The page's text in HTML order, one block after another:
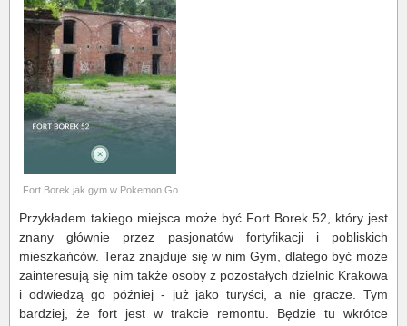
Fort Borek jak gym w Pokemon Go
Przykładem takiego miejsca może być Fort Borek 52, który jest
znany głównie przez pasjonatów fortyfikacji i pobliskich
mieszkańców. Teraz znajduje się w nim Gym, dlatego być może
zainteresują się nim także osoby z pozostałych dzielnic Krakowa
i odwiedzą go później - już jako turyści, a nie gracze. Tym
bardziej, że fort jest w trakcie remontu. Będzie tu wkrótce